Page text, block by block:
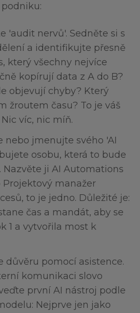
'audit nervů'. Sedněte si s
a identifikujte přesně
který všechny nejvíce
kopírují data z A do B?
objevují chyby? Který
žroutem času? To je váš
víc, nic míň.
nebo jmenujte svého 'AI
osobu, která to bude
Nazvěte ji AI Automations
Projektový manažer
to je jedno. Důležité je:
čas a mandát, aby se
1 a vytvořila most k
důvěru pomocí asistence.
komunikaci slovo
první AI nástroj podle
Nejprve jen jako